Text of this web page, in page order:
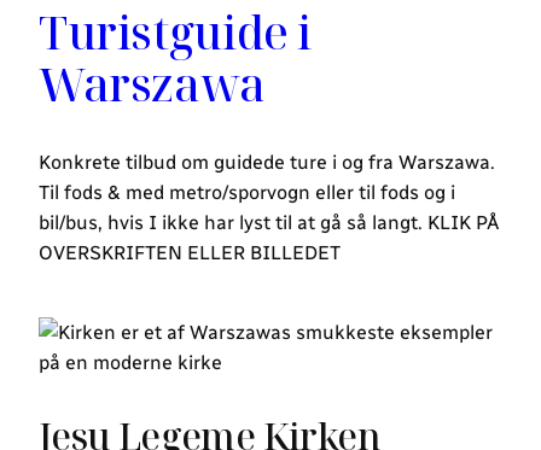
Turistguide i
Warszawa
Konkrete tilbud om guidede ture i og fra Warszawa.
Til fods & med metro/sporvogn eller til fods og i
bil/bus, hvis I ikke har lyst til at gå så langt. KLIK PÅ
OVERSKRIFTEN ELLER BILLEDET
Jesu Legeme Kirken